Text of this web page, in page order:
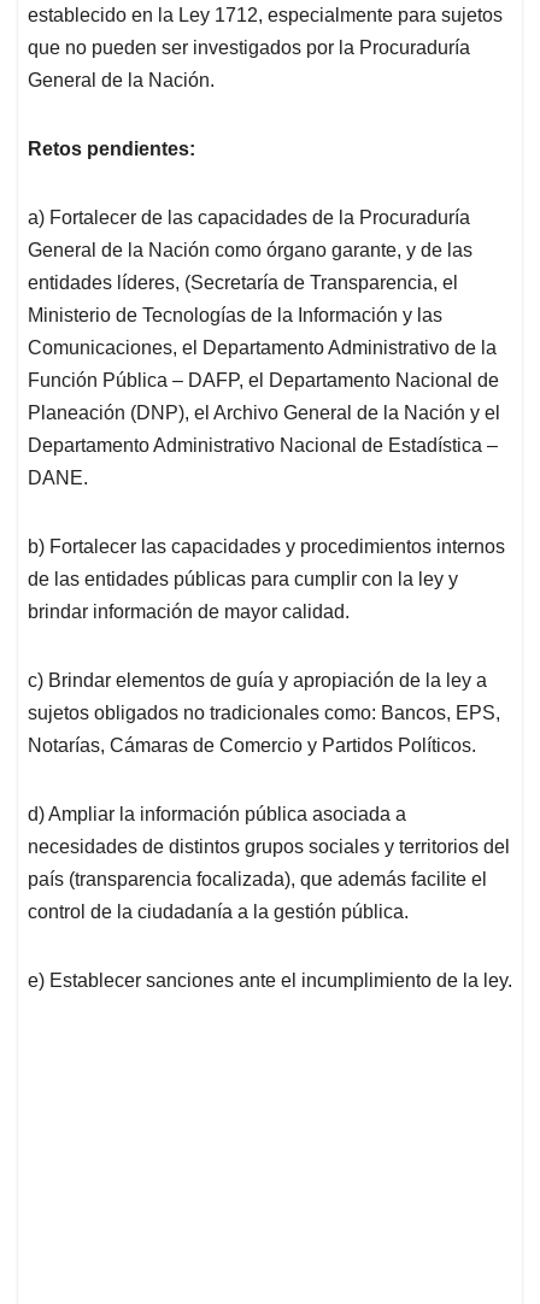
establecido en la Ley 1712, especialmente para sujetos
que no pueden ser investigados por la Procuraduría
General de la Nación.
Retos pendientes:
a) Fortalecer de las capacidades de la Procuraduría
General de la Nación como órgano garante, y de las
entidades líderes, (Secretaría de Transparencia, el
Ministerio de Tecnologías de la Información y las
Comunicaciones, el Departamento Administrativo de la
Función Pública – DAFP, el Departamento Nacional de
Planeación (DNP), el Archivo General de la Nación y el
Departamento Administrativo Nacional de Estadística –
DANE.
b) Fortalecer las capacidades y procedimientos internos
de las entidades públicas para cumplir con la ley y
brindar información de mayor calidad.
c) Brindar elementos de guía y apropiación de la ley a
sujetos obligados no tradicionales como: Bancos, EPS,
Notarías, Cámaras de Comercio y Partidos Políticos.
d) Ampliar la información pública asociada a
necesidades de distintos grupos sociales y territorios del
país (transparencia focalizada), que además facilite el
control de la ciudadanía a la gestión pública.
e) Establecer sanciones ante el incumplimiento de la ley.